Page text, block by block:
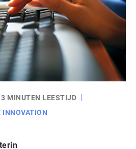
3 MINUTEN LEESTIJD
INNOVATION